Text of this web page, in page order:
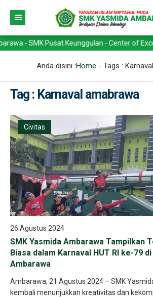
- SMK Pusat Keunggulan - Center of
Anda disini :Home - Tags :
Tag : Karnaval amabrawa
Civitas
26 Agustus 2024
SMK Yasmida Ambarawa Tampilkan
Biasa dalam Karnaval HUT RI ke-79
Ambarawa
Ambarawa, 21 Agustus 2024 – SMK
kembali menunjukkan kreativitas dan